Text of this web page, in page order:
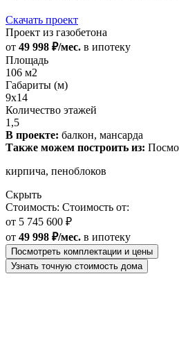
Скачать проект
Проект из газобетона
от 49 998 ₽/мес. в ипотеку
Площадь
106 м2
Габариты (м)
9х14
Количество этажей
1,5
В проекте: балкон, мансарда
Также можем построить из:
кирпича, пеноблоков
Скрыть
Стоимость: Стоимость от:
от 5 745 600 ₽
от 49 998 ₽/мес. в ипотеку
Посмотреть комплектации и цены
Узнать точную стоимость дома